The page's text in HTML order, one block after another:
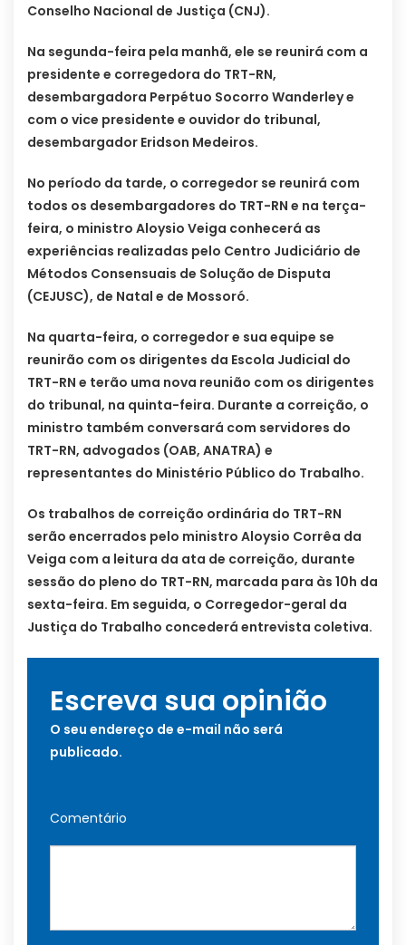
Conselho Nacional de Justiça (CNJ).
Na segunda-feira pela manhã, ele se reunirá com a
presidente e corregedora do TRT-RN,
desembargadora Perpétuo Socorro Wanderley e
com o vice presidente e ouvidor do tribunal,
desembargador Eridson Medeiros.
No período da tarde, o corregedor se reunirá com
todos os desembargadores do TRT-RN e na terça-
feira, o ministro Aloysio Veiga conhecerá as
experiências realizadas pelo Centro Judiciário de
Métodos Consensuais de Solução de Disputa
(CEJUSC), de Natal e de Mossoró.
Na quarta-feira, o corregedor e sua equipe se
reunirão com os dirigentes da Escola Judicial do
TRT-RN e terão uma nova reunião com os dirigentes
do tribunal, na quinta-feira. Durante a correição, o
ministro também conversará com servidores do
TRT-RN, advogados (OAB, ANATRA) e
representantes do Ministério Público do Trabalho.
Os trabalhos de correição ordinária do TRT-RN
serão encerrados pelo ministro Aloysio Corrêa da
Veiga com a leitura da ata de correição, durante
sessão do pleno do TRT-RN, marcada para às 10h da
sexta-feira. Em seguida, o Corregedor-geral da
Justiça do Trabalho concederá entrevista coletiva.
Escreva sua opinião
O seu endereço de e-mail não será
publicado.
Comentário